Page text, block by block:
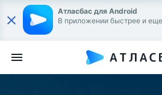
Атласбас для Android
В приложении быстрее и